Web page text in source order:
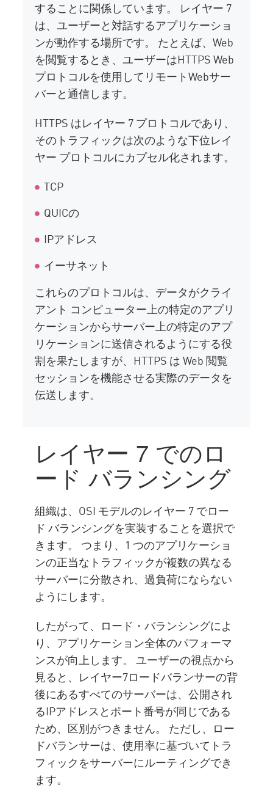
することに関係しています。 レイヤー 7
は、ユーザーと対話するアプリケーショ
ンが動作する場所です。 たとえば、Web
を閲覧するとき、ユーザーはHTTPS Web
プロトコルを使用してリモートWebサー
バーと通信します。
HTTPS はレイヤー 7 プロトコルであり、
そのトラフィックは次のような下位レイ
ヤー プロトコルにカプセル化されます。
TCP
QUICの
IPアドレス
イーサネット
これらのプロトコルは、データがクライ
アント コンピューター上の特定のアプリ
ケーションからサーバー上の特定のアプ
リケーションに送信されるようにする役
割を果たしますが、HTTPS は Web 閲覧
セッションを機能させる実際のデータを
伝送します。
レイヤー 7 でのロ
ード バランシング
組織は、OSI モデルのレイヤー 7 でロー
ド バランシングを実装することを選択で
きます。 つまり、1 つのアプリケーショ
ンの正当なトラフィックが複数の異なる
サーバーに分散され、過負荷にならない
ようにします。
したがって、ロード・バランシングによ
り、アプリケーション全体のパフォーマ
ンスが向上します。 ユーザーの視点から
見ると、レイヤー7ロードバランサーの背
後にあるすべてのサーバーは、公開され
るIPアドレスとポート番号が同じである
ため、区別がつきません。 ただし、ロー
ドバランサーは、使用率に基づいてトラ
フィックをサーバーにルーティングでき
ます。